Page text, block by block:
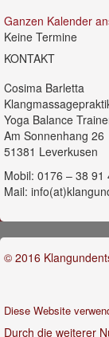
Ganzen Kalender
Keine Termine
KONTAKT
Cosima Barletta
Yoga Balance
Am Sonnenhang 26
51381 Leverkusen
Mobil: 0176 – 38 91
Mail:
© 2016
Diese Website
Durch die weiterer